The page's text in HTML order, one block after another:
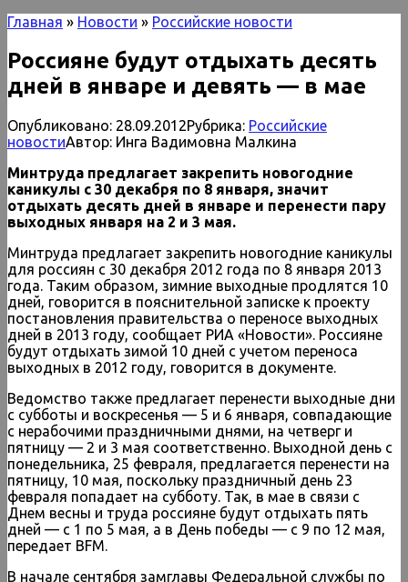
Главная » Новости » Российские новости
Россияне будут отдыхать десять
дней в январе и девять — в мае
Опубликовано: 28.09.2012Рубрика: Российские
новостиАвтор: Инга Вадимовна Малкина
Минтруда предлагает закрепить новогодние
каникулы с 30 декабря по 8 января, значит
отдыхать десять дней в январе и перенести пару
выходных января на 2 и 3 мая.
Минтруда предлагает закрепить новогодние каникулы
для россиян с 30 декабря 2012 года по 8 января 2013
года. Таким образом, зимние выходные продлятся 10
дней, говорится в пояснительной записке к проекту
постановления правительства о переносе выходных
дней в 2013 году, сообщает РИА «Новости». Россияне
будут отдыхать зимой 10 дней с учетом переноса
выходных в 2012 году, говорится в документе.
Ведомство также предлагает перенести выходные дни
с субботы и воскресенья — 5 и 6 января, совпадающие
с нерабочими праздничными днями, на четверг и
пятницу — 2 и 3 мая соответственно. Выходной день с
понедельника, 25 февраля, предлагается перенести на
пятницу, 10 мая, поскольку праздничный день 23
февраля попадает на субботу. Так, в мае в связи с
Днем весны и труда россияне будут отдыхать пять
дней — с 1 по 5 мая, а в День победы — с 9 по 12 мая,
передает BFM.
В начале сентября замглавы Федеральной службы по